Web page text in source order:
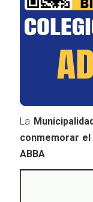
La
conmemorar el
ABBA.